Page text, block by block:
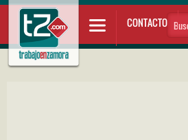
CONTACTO